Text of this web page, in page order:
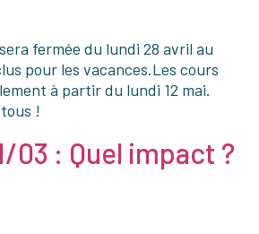
fermée du lundi 28 avril au
pour les vacances.Les cours
à partir du lundi 12 mai.
!
03 : Quel impact ?